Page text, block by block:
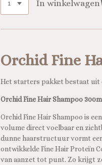
In winkelwagen
Orchid Fine
Het starters pakket bestaat uit
Orchid Fine Hair Shampoo
Orchid Fine Hair Shampoo is
volume direct voelbaar en
dunne haarstructuur vormt
ontwikkelde Fine Hair Proteïn
van aanzet tot punt. Zo krijgt